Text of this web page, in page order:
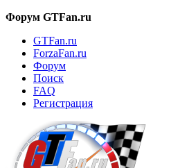
Форум GTFan.ru
GTFan.ru
ForzaFan.ru
Форум
Поиск
FAQ
Регистрация